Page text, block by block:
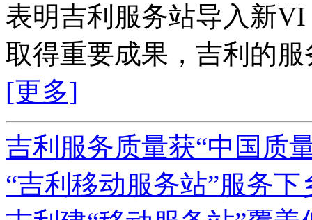
表明吉利服务站导入新
取得重要成果，吉利的
[更多]
吉利服务质量获“中国质
“吉利移动服务站”服务下